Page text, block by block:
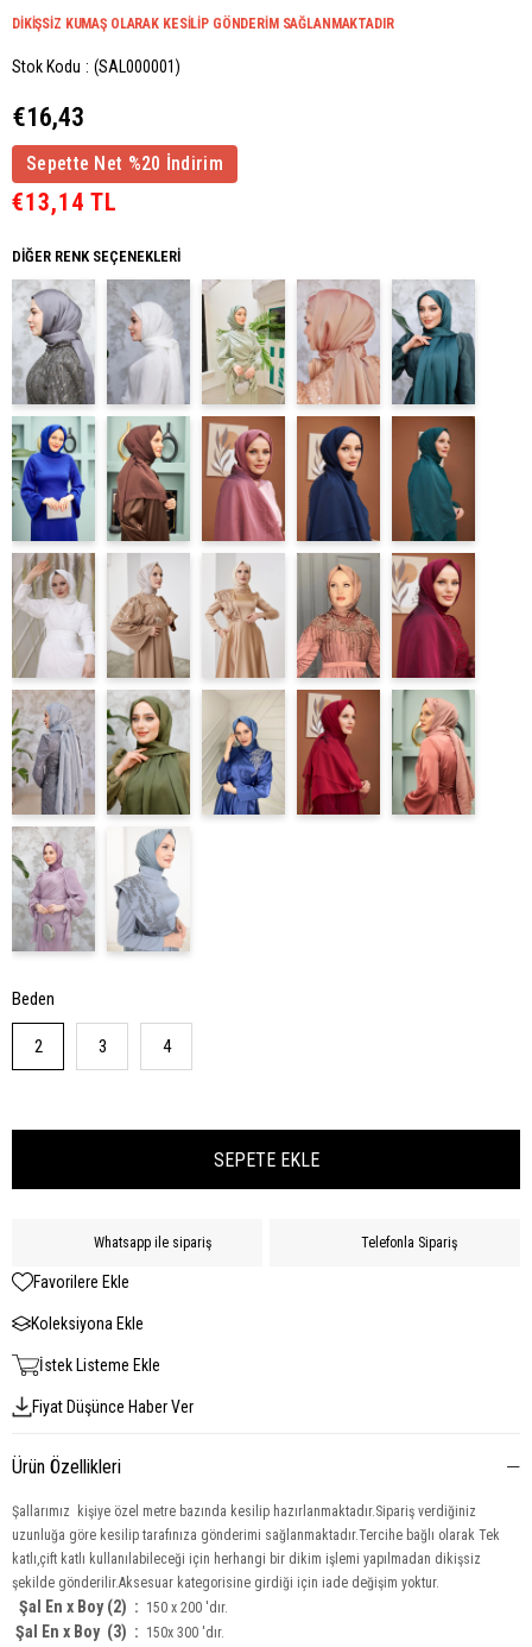
DİKİŞSİZ KUMAŞ OLARAK KESİLİP GÖNDERİM SAĞLANMAKTADIR
Stok Kodu (SAL000001)
€16,43
Sepette Net %20 İndirim
€13,14 TL
DIĞER RENK SEÇENEKLERI
Beden
2 3 4
Whatsapp ile sipariş Telefonla Sipariş
Favorilere Ekle
Koleksiyona Ekle
İstek Listeme Ekle
Fiyat Düşünce Haber Ver
Ürün Özellikleri
Şallarımız kişiye özel metre bazında kesilip hazırlanmaktadır.Sipariş verdiğiniz
uzunluğa göre kesilip tarafınıza gönderimi sağlanmaktadır.Tercihe bağlı olarak Tek
katlı,çift katlı kullanılabileceği için herhangi bir dikim işlemi yapılmadan dikişsiz
şekilde gönderilir.Aksesuar kategorisine girdiği için iade değişim yoktur.
Şal En x Boy (2) : 150 x 200 'dır.
Şal En x Boy (3) : 150x 300 'dır.